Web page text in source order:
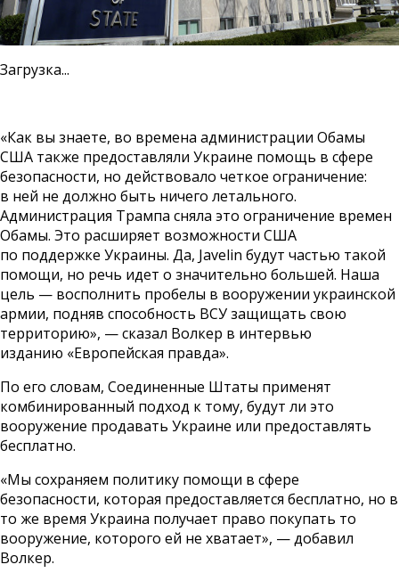
Загрузка...
«Как вы знаете, во времена администрации Обамы
США также предоставляли Украине помощь в сфере
безопасности, но действовало четкое ограничение:
в ней не должно быть ничего летального.
Администрация Трампа сняла это ограничение времен
Обамы. Это расширяет возможности США
по поддержке Украины. Да, Javelin будут частью такой
помощи, но речь идет о значительно большей. Наша
цель — восполнить пробелы в вооружении украинской
армии, подняв способность ВСУ защищать свою
территорию», — сказал Волкер в интервью
изданию «Европейская правда».
По его словам, Соединенные Штаты применят
комбинированный подход к тому, будут ли это
вооружение продавать Украине или предоставлять
бесплатно.
«Мы сохраняем политику помощи в сфере
безопасности, которая предоставляется бесплатно, но в
то же время Украина получает право покупать то
вооружение, которого ей не хватает», — добавил
Волкер.